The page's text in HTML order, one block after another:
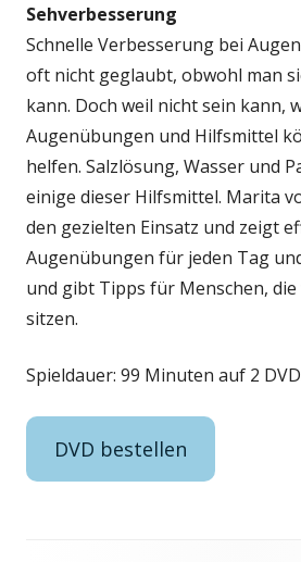
Sehverbesserung
Schnelle Verbesserung bei
oft nicht geglaubt, obwohl man
kann. Doch weil nicht sein kann,
Augenübungen und Hilfsmittel
helfen. Salzlösung, Wasser und
einige dieser Hilfsmittel. Marita
den gezielten Einsatz und zeigt
Augenübungen für jeden Tag
und gibt Tipps für Menschen,
sitzen.
Spieldauer: 99 Minuten auf 2
DVD bestellen